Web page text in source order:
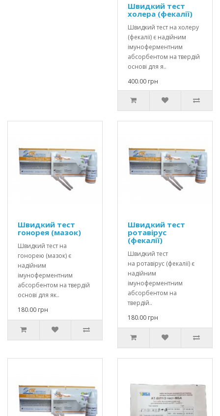
Швидкий тест
холера (фекалії)
Швидкий тест на холеру
(фекалії) є надійним
імуноферментним
абсорбентом на твердій
основі для я..
400.00 грн
Швидкий тест
гонорея (мазок)
Швидкий тест на
гонорею (мазок) є
надійним
імуноферментним
абсорбентом на твердій
основі для як..
180.00 грн
Швидкий тест
ротавірус
(фекалії)
Швидкий тест
на ротавірус (фекалії) є
надійним
імуноферментним
абсорбентом на
твердій..
180.00 грн